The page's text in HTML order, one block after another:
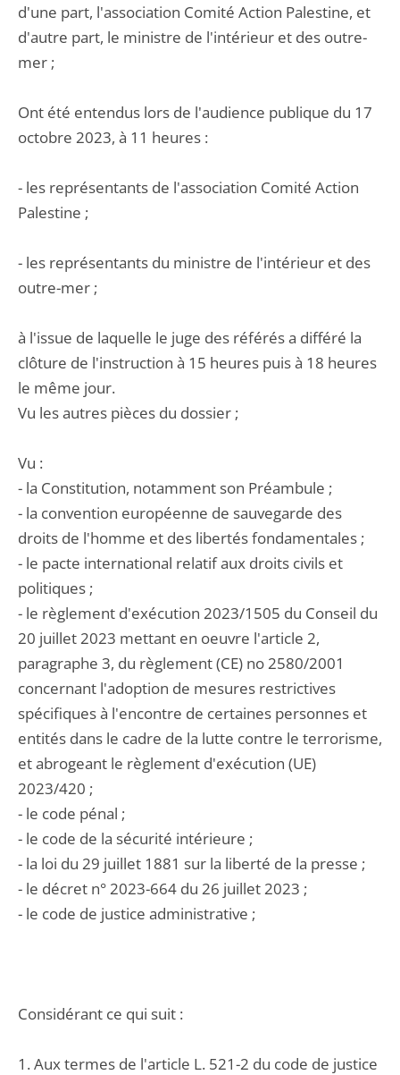
d'une part, l'association Comité Action Palestine, et
d'autre part, le ministre de l'intérieur et des outre-
mer ;
Ont été entendus lors de l'audience publique du 17
octobre 2023, à 11 heures :
- les représentants de l'association Comité Action
Palestine ;
- les représentants du ministre de l'intérieur et des
outre-mer ;
à l'issue de laquelle le juge des référés a différé la
clôture de l'instruction à 15 heures puis à 18 heures
le même jour.
Vu les autres pièces du dossier ;
Vu :
- la Constitution, notamment son Préambule ;
- la convention européenne de sauvegarde des
droits de l'homme et des libertés fondamentales ;
- le pacte international relatif aux droits civils et
politiques ;
- le règlement d'exécution 2023/1505 du Conseil du
20 juillet 2023 mettant en oeuvre l'article 2,
paragraphe 3, du règlement (CE) no 2580/2001
concernant l'adoption de mesures restrictives
spécifiques à l'encontre de certaines personnes et
entités dans le cadre de la lutte contre le terrorisme,
et abrogeant le règlement d'exécution (UE)
2023/420 ;
- le code pénal ;
- le code de la sécurité intérieure ;
- la loi du 29 juillet 1881 sur la liberté de la presse ;
- le décret n° 2023-664 du 26 juillet 2023 ;
- le code de justice administrative ;
Considérant ce qui suit :
1. Aux termes de l'article L. 521-2 du code de justice